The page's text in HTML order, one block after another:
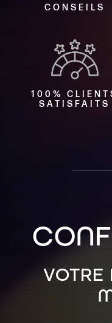
CONSEILS
100%
SATISFAITS
VOTRE